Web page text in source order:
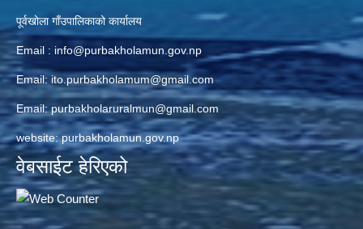
पूर्वखोला गाँउपालिकाको कार्यालय
Email : info@purbakholamun.gov.np
Email: ito.purbakholamum@gmail.com
Email:purbakholaruralmun@gmail.com
website: purbakholamun.gov.np
वेबसाईट हेरिएको